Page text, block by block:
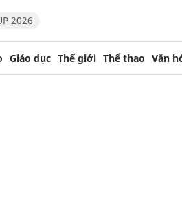
2026
Giáo dục Thế giới Thể thao Văn